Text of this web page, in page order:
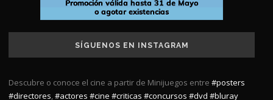
SÍGUENOS EN INSTAGRAM
Descubre o conoce el cine a partir de Minijuegos entre #posters
#directores,#actores #cine #criticas #concursos #dvd #bluray